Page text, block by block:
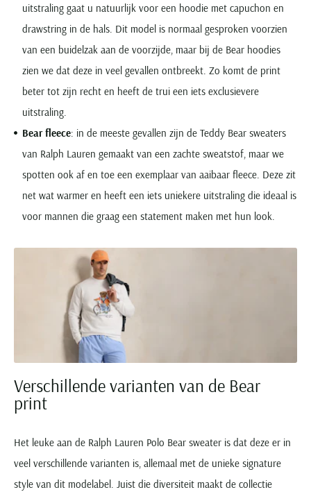
uitstraling gaat u natuurlijk voor een hoodie met capuchon en
drawstring in de hals. Dit model is normaal gesproken voorzien
van een buidelzak aan de voorzijde, maar bij de Bear hoodies
zien we dat deze in veel gevallen ontbreekt. Zo komt de print
beter tot zijn recht en heeft de trui een iets exclusievere
uitstraling.
Bear fleece: in de meeste gevallen zijn de Teddy Bear sweaters
van Ralph Lauren gemaakt van een zachte sweatstof, maar we
spotten ook af en toe een exemplaar van aaibaar fleece. Deze zit
net wat warmer en heeft een iets uniekere uitstraling die ideaal is
voor mannen die graag een statement maken met hun look.
Verschillende varianten van de Bear
print
Het leuke aan de Ralph Lauren Polo Bear sweater is dat deze er in
veel verschillende varianten is, allemaal met de unieke signature
style van dit modelabel. Juist die diversiteit maakt de collectie